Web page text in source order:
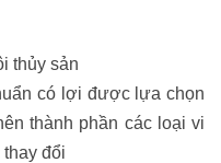
thủy sản
có lợi được lựa chọn
thành phần các loại vi
đổi